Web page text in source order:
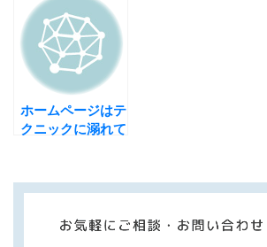
ホームページはテ
クニックに溺れて